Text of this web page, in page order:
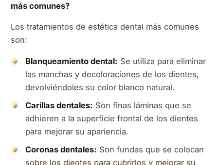
más comunes?
Los tratamientos de estética dental más comunes
son:
Blanqueamiento dental: Se utiliza para eliminar
las manchas y decoloraciones de los dientes,
devolviéndoles su color blanco natural.
Carillas dentales: Son finas láminas que se
adhieren a la superficie frontal de los dientes
para mejorar su apariencia.
Coronas dentales: Son fundas que se colocan
sobre los dientes para cubrirlos y mejorar su